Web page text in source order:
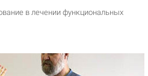
в лечении функциональных